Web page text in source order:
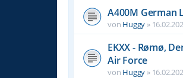
A400M German
von Huggy »
EKXX - Rømø,
Air Force
von Huggy »